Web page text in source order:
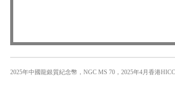
2025年中國龍銀質紀念幣，NGC MS 70，2025年4月香港